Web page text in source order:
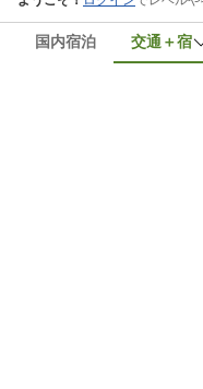
国内宿泊 交通＋宿